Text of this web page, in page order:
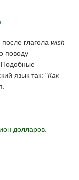
глагола wish
поводу
Подобные
язык так: "Как
долларов.